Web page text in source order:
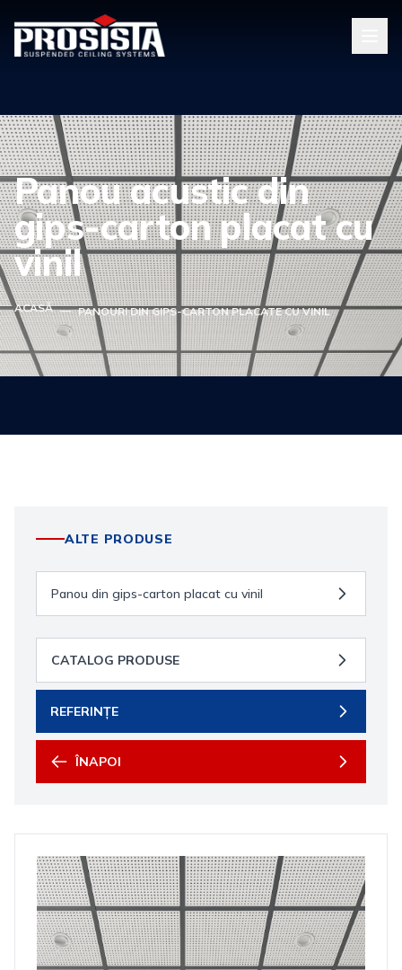
Panou acustic din
gips-carton placat cu
vinil
ACASĂ — PANOURI DIN GIPS-CARTON PLACATE CU VINIL
ALTE PRODUSE
Panou din gips-carton placat cu vinil
CATALOG PRODUSE
REFERINȚE
ÎNAPOI